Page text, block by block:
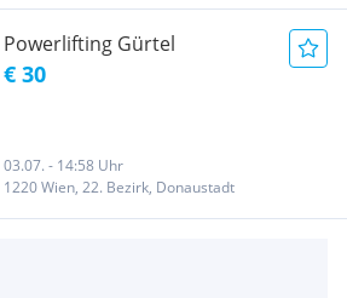
Powerlifting Gürtel
€ 30
03.07. - 14:58 Uhr
1220 Wien, 22. Bezirk, Donaustadt